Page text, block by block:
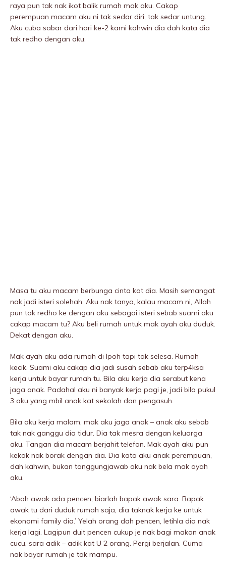
raya pun tak nak ikot balik rumah mak aku. Cakap
perempuan macam aku ni tak sedar diri, tak sedar untung.
Aku cuba sabar dari hari ke-2 kami kahwin dia dah kata dia
tak redho dengan aku.
Masa tu aku macam berbunga cinta kat dia. Masih semangat
nak jadi isteri solehah. Aku nak tanya, kalau macam ni, Allah
pun tak redho ke dengan aku sebagai isteri sebab suami aku
cakap macam tu? Aku beli rumah untuk mak ayah aku duduk.
Dekat dengan aku.
Mak ayah aku ada rumah di Ipoh tapi tak selesa. Rumah
kecik. Suami aku cakap dia jadi susah sebab aku terp4ksa
kerja untuk bayar rumah tu. Bila aku kerja dia serabut kena
jaga anak. Padahal aku ni banyak kerja pagi je, jadi bila pukuI
3 aku yang mbil anak kat sekolah dan pengasuh.
Bila aku kerja malam, mak aku jaga anak – anak aku sebab
tak nak ganggu dia tidur. Dia tak mesra dengan keluarga
aku. Tangan dia macam berjahit telefon. Mak ayah aku pun
kekok nak borak dengan dia. Dia kata aku anak perempuan,
dah kahwin, bukan tanggungjawab aku nak bela mak ayah
aku.
‘Abah awak ada pencen, biarlah bapak awak sara. Bapak
awak tu dari duduk rumah saja, dia taknak kerja ke untuk
ekonomi family dia.’ Yelah orang dah pencen, letihla dia nak
kerja lagi. Lagipun duit pencen cukup je nak bagi makan anak
cucu, sara adik – adik kat U 2 orang. Pergi berjalan. Cuma
nak bayar rumah je tak mampu.